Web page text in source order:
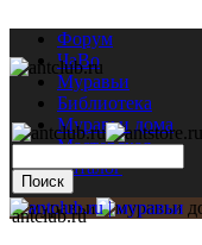
Форум
ЧаВо
Муравьи
Библиотека
Муравьи дома
Мастерская
Каталог
antclub.ru